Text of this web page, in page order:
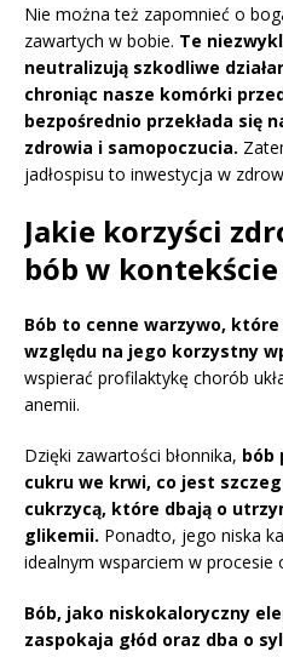
Nie można też zapomnieć o
zawartych w bobie. Te
neutralizują szkodliwe
chroniąc nasze komórki
bezpośrednio przekłada się
zdrowia i samopoczucia.
jadłospisu to inwestycja w
Jakie korzyści
bób w
Bób to cenne warzywo,
względu na jego korzystny
wspierać profilaktykę chorób
anemii.
Dzięki zawartości błonnika, bób
cukru we krwi, co jest
cukrzycą, które dbają o
glikemii. Ponadto, jego niska
idealnym wsparciem w procesie
Bób, jako niskokaloryczny
zaspokaja głód oraz dba o